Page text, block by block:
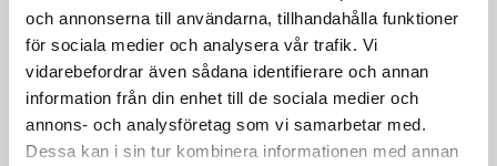
och annonserna till användarna, tillhandahålla funktioner
för sociala medier och analysera vår trafik. Vi
vidarebefordrar även sådana identifierare och annan
information från din enhet till de sociala medier och
annons- och analysföretag som vi samarbetar med.
Dessa kan i sin tur kombinera informationen med annan
Ingefärspepparkakor
Nötkakor med
nejlika